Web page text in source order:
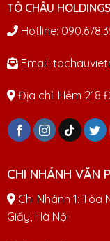
TÔ CHÂU HOLDINGS
Hotline:
Email:
Địa chỉ: Hẻm 218
CHI NHÁNH VĂN
Chi Nhánh 1: Tòa
Giấy, Hà Nội